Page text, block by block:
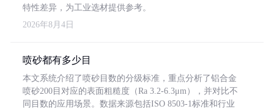
特性差异，为工业选材提供参考。
2026年8月4日
喷砂都有多少目
本文系统介绍了喷砂目数的分级标准，重点分析了铝合金
喷砂200目对应的表面粗糙度（Ra 3.2-6.3μm），并对比不
同目数的应用场景。数据来源包括ISO 8503-1标准和行业